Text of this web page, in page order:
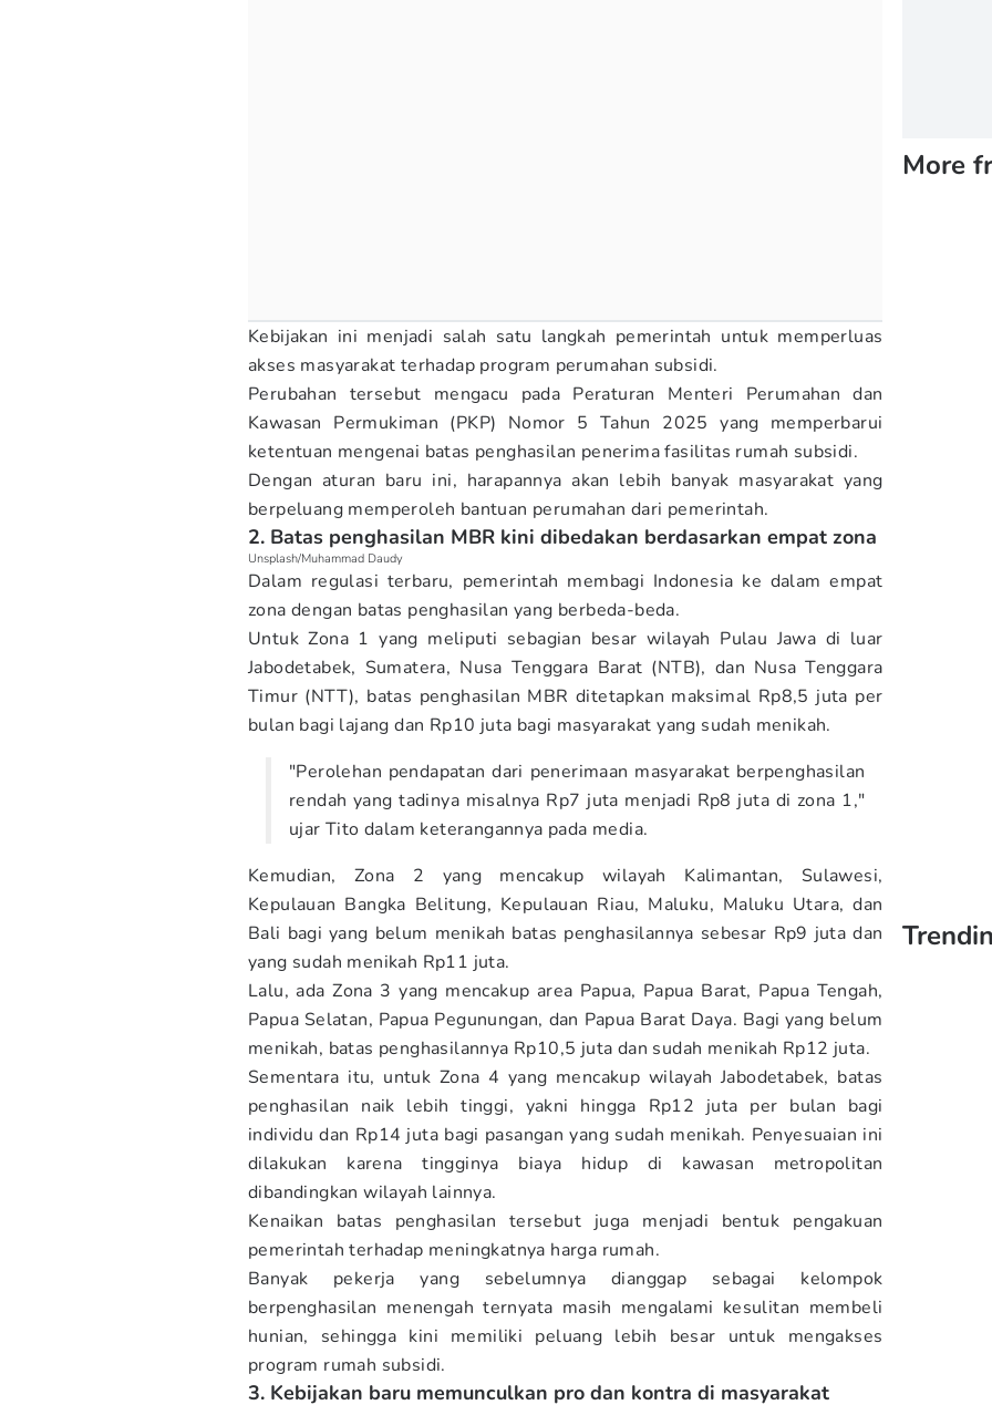
Kebijakan ini menjadi salah satu langkah pemerintah untuk memperluas
akses masyarakat terhadap program perumahan subsidi.
Perubahan tersebut mengacu pada Peraturan Menteri Perumahan dan
Kawasan Permukiman (PKP) Nomor 5 Tahun 2025 yang memperbarui
ketentuan mengenai batas penghasilan penerima fasilitas rumah subsidi.
Dengan aturan baru ini, harapannya akan lebih banyak masyarakat yang
berpeluang memperoleh bantuan perumahan dari pemerintah.
2. Batas penghasilan MBR kini dibedakan berdasarkan empat zona
Unsplash/Muhammad Daudy
Dalam regulasi terbaru, pemerintah membagi Indonesia ke dalam empat
zona dengan batas penghasilan yang berbeda-beda.
Untuk Zona 1 yang meliputi sebagian besar wilayah Pulau Jawa di luar
Jabodetabek, Sumatera, Nusa Tenggara Barat (NTB), dan Nusa Tenggara
Timur (NTT), batas penghasilan MBR ditetapkan maksimal Rp8,5 juta per
bulan bagi lajang dan Rp10 juta bagi masyarakat yang sudah menikah.
"Perolehan pendapatan dari penerimaan masyarakat berpenghasilan
rendah yang tadinya misalnya Rp7 juta menjadi Rp8 juta di zona 1,"
ujar Tito dalam keterangannya pada media.
Kemudian, Zona 2 yang mencakup wilayah Kalimantan, Sulawesi,
Kepulauan Bangka Belitung, Kepulauan Riau, Maluku, Maluku Utara, dan
Bali bagi yang belum menikah batas penghasilannya sebesar Rp9 juta dan
yang sudah menikah Rp11 juta.
Lalu, ada Zona 3 yang mencakup area Papua, Papua Barat, Papua Tengah,
Papua Selatan, Papua Pegunungan, dan Papua Barat Daya. Bagi yang belum
menikah, batas penghasilannya Rp10,5 juta dan sudah menikah Rp12 juta.
Sementara itu, untuk Zona 4 yang mencakup wilayah Jabodetabek, batas
penghasilan naik lebih tinggi, yakni hingga Rp12 juta per bulan bagi
individu dan Rp14 juta bagi pasangan yang sudah menikah. Penyesuaian ini
dilakukan karena tingginya biaya hidup di kawasan metropolitan
dibandingkan wilayah lainnya.
Kenaikan batas penghasilan tersebut juga menjadi bentuk pengakuan
pemerintah terhadap meningkatnya harga rumah.
Banyak pekerja yang sebelumnya dianggap sebagai kelompok
berpenghasilan menengah ternyata masih mengalami kesulitan membeli
hunian, sehingga kini memiliki peluang lebih besar untuk mengakses
program rumah subsidi.
3. Kebijakan baru memunculkan pro dan kontra di masyarakat
More